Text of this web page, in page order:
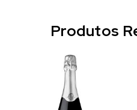
Produtos